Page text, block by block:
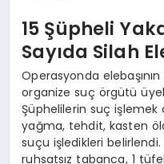
15 Şüpheli
Sayıda Silah
Operasyonda
organize suç örgütü
Şüphelilerin suç
yağma, tehdit, kasten
suçu işledikleri
ruhsatsız tabanca, 1